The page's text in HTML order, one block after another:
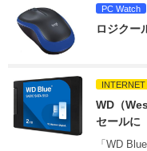
PC Watch
ロジクー
WD（
セールに
「WD